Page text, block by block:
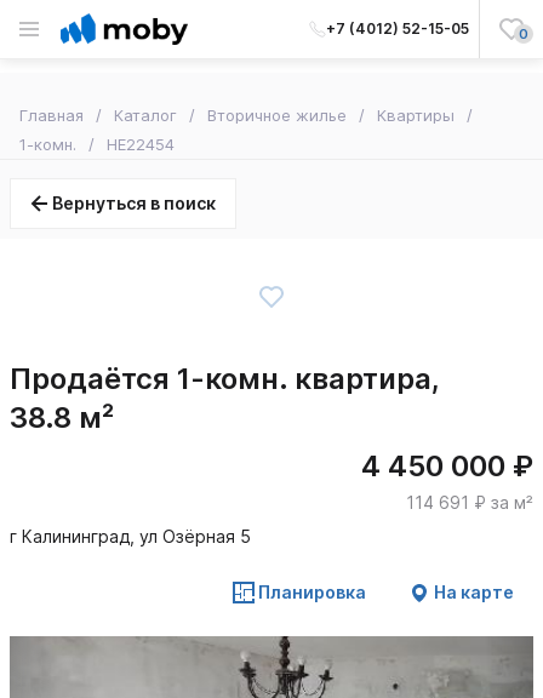
+7 (4012) 52-15-05 0
Главная Каталог Вторичное жилье
Квартиры
1-комн.
HE22454
Вернуться в поиск
Продаётся 1-комн. квартира,
38.8 м²
4 450 000 ₽
114 691 ₽ за м²
г Калининград, ул Озёрная 5
Планировка На карте